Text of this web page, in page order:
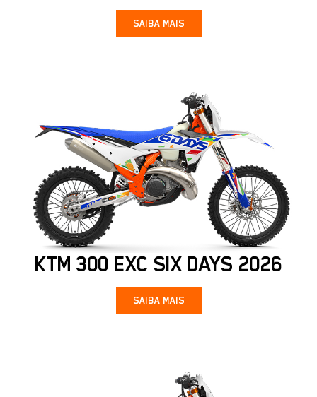
SAIBA MAIS
KTM 300 EXC SIX DAYS 2026
SAIBA MAIS